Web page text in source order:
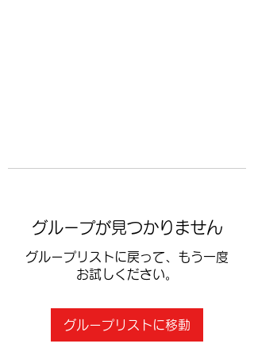
グループが見つかりません
グループリストに戻って、もう一度
お試しください。
グループリストに移動